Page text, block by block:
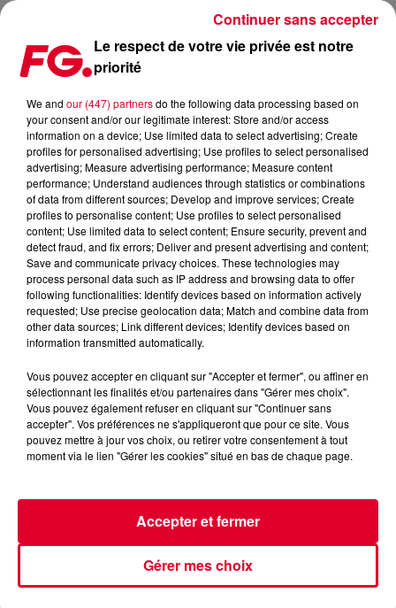
LE DUO ANOTR SIGNE SON RETOUR AVEC HOW YOU FEEL
Publié : 22 avril 2024 à 17h38 par Jean-Baptiste BLANDIN
ANOTR
Le respect de votre vie privée est notre
priorité
We and our (447) partnersdo the following data processing based on
your consent and/or our legitimate interest: Store and/or access
information on a device; Use limited data to select advertising; Create
profiles for personalised advertising; Use profiles to select personalised
advertising; Measure advertising performance; Measure content
performance; Understand audiences through statistics or combinations
of data from different sources; Develop and improve services; Create
profiles to personalise content; Use profiles to select personalised
content; Use limited data to select content; Ensure security, prevent and
detect fraud, and fix errors; Deliver and present advertising and content;
Save and communicate privacy choices. These technologies may
process personal data such as IP address and browsing data to offer
following functionalities: Identify devices based on information actively
requested; Use precise geolocation data; Match and combine data from
other data sources; Link different devices; Identify devices based on
information transmitted automatically.
Vous pouvez accepter en cliquant sur "Accepter et fermer", ou affiner en
sélectionnant les finalités et/ou partenaires dans "Gérer mes choix".
Vous pouvez également refuser en cliquant sur "Continuer sans
accepter". Vos préférences ne s'appliqueront que pour ce site. Vous
pouvez mettre à jour vos choix, ou retirer votre consentement à tout
moment via le lien "Gérer les cookies" situé en bas de chaque page.
Gérer mes choix
Accepter et fermer
Continuer sans accepter